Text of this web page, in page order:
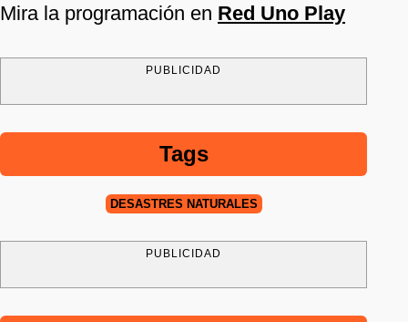
Mira la programación en Red Uno Play
PUBLICIDAD
Tags
DESASTRES NATURALES
PUBLICIDAD